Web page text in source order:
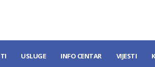
USLUGE INFO CENTAR VIJESTI